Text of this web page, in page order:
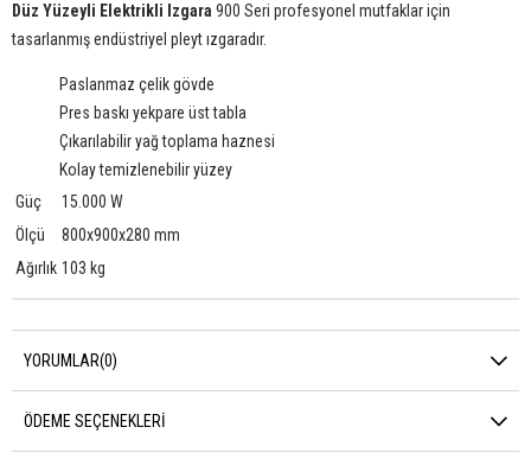
Düz Yüzeyli Elektrikli Izgara 900 Seri profesyonel mutfaklar için
tasarlanmış endüstriyel pleyt ızgaradır.
Paslanmaz çelik gövde
Pres baskı yekpare üst tabla
Çıkarılabilir yağ toplama haznesi
Kolay temizlenebilir yüzey
Güç
15.000 W
Ölçü
800x900x280 mm
Ağırlık 103 kg
YORUMLAR(0)
ÖDEME SEÇENEKLERI